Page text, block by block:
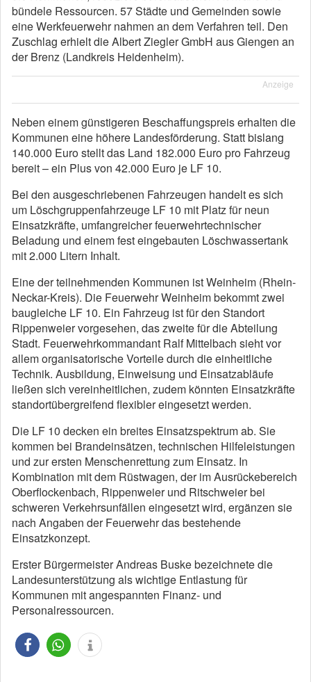
bündele Ressourcen. 57 Städte und Gemeinden sowie
eine Werkfeuerwehr nahmen an dem Verfahren teil. Den
Zuschlag erhielt die Albert Ziegler GmbH aus Giengen an
der Brenz (Landkreis Heidenheim).
Anzeige
Neben einem günstigeren Beschaffungspreis erhalten die
Kommunen eine höhere Landesförderung. Statt bislang
140.000 Euro stellt das Land 182.000 Euro pro Fahrzeug
bereit – ein Plus von 42.000 Euro je LF 10.
Bei den ausgeschriebenen Fahrzeugen handelt es sich
um Löschgruppenfahrzeuge LF 10 mit Platz für neun
Einsatzkräfte, umfangreicher feuerwehrtechnischer
Beladung und einem fest eingebauten Löschwassertank
mit 2.000 Litern Inhalt.
Eine der teilnehmenden Kommunen ist Weinheim (Rhein-
Neckar-Kreis). Die Feuerwehr Weinheim bekommt zwei
baugleiche LF 10. Ein Fahrzeug ist für den Standort
Rippenweier vorgesehen, das zweite für die Abteilung
Stadt. Feuerwehrkommandant Ralf Mittelbach sieht vor
allem organisatorische Vorteile durch die einheitliche
Technik. Ausbildung, Einweisung und Einsatzabläufe
ließen sich vereinheitlichen, zudem könnten Einsatzkräfte
standortübergreifend flexibler eingesetzt werden.
Die LF 10 decken ein breites Einsatzspektrum ab. Sie
kommen bei Brandeinsätzen, technischen Hilfeleistungen
und zur ersten Menschenrettung zum Einsatz. In
Kombination mit dem Rüstwagen, der im Ausrückebereich
Oberflockenbach, Rippenweier und Ritschweier bei
schweren Verkehrsunfällen eingesetzt wird, ergänzen sie
nach Angaben der Feuerwehr das bestehende
Einsatzkonzept.
Erster Bürgermeister Andreas Buske bezeichnete die
Landesunterstützung als wichtige Entlastung für
Kommunen mit angespannten Finanz- und
Personalressourcen.